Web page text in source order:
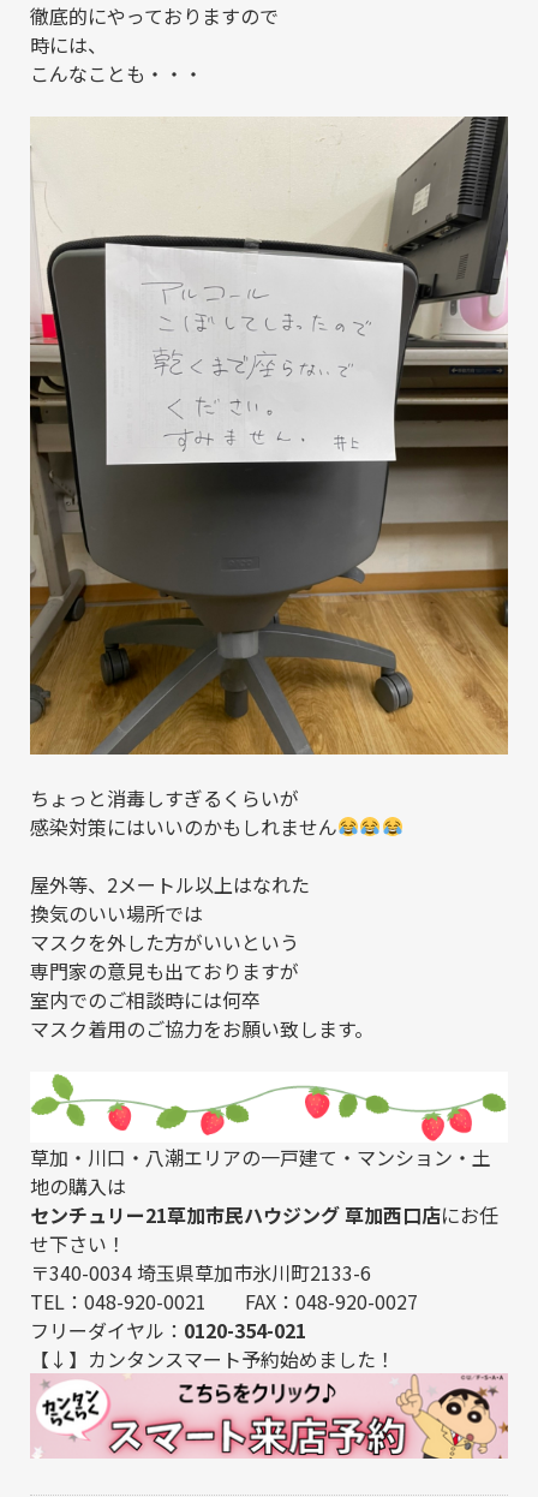
徹底的にやっておりますので
時には、
こんなことも・・・
ちょっと消毒しすぎるくらいが
感染対策にはいいのかもしれません
屋外等、2メートル以上はなれた
換気のいい場所では
マスクを外した方がいいという
専門家の意見も出ておりますが
室内でのご相談時には何卒
マスク着用のご協力をお願い致します。
草加・川口・八潮エリアの一戸建て・マンション・土
地の購入は
センチュリー21草加市民ハウジング 草加西口店にお任
せ下さい！
〒340-0034 埼玉県草加市氷川町2133-6
TEL：048-920-0021 FAX：048-920-0027
フリーダイヤル： 0120-354-021
【↓】カンタンスマート予約始めました！